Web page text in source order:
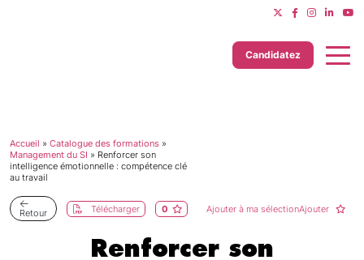
Candidatez
Accueil » Catalogue des formations »
Management du SI » Renforcer son
intelligence émotionnelle : compétence clé
au travail
Retour Télécharger 0 Ajouter à ma sélectionAjouter
Renforcer son